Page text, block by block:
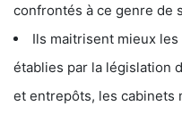
confrontés à ce genre de
Ils maitrisent mieux
établies par la législation
et entrepôts, les cabinets